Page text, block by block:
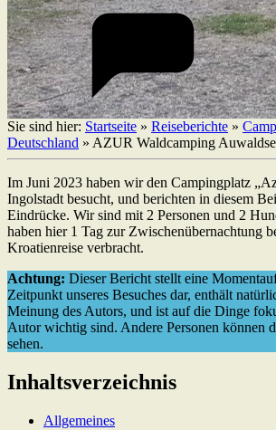
Sie sind hier: Startseite » Reiseberichte »
Deutschland » AZUR Waldcamping
Im Juni 2023 haben wir den Campingplatz
Ingolstadt besucht, und berichten in diesem
Eindrücke. Wir sind mit 2 Personen und 2
haben hier 1 Tag zur Zwischenübernachtung
Kroatienreise verbracht.
Achtung: Dieser Bericht stellt eine
Zeitpunkt unseres Besuches dar, enthält
Meinung des Autors, und ist auf die Dinge
Autor wichtig sind. Andere Personen können
sehen.
Inhaltsverzeichnis
Allgemeines